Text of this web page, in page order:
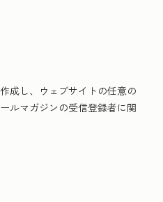
成し、ウェブサイトの任意の
ルマガジンの受信登録者に関